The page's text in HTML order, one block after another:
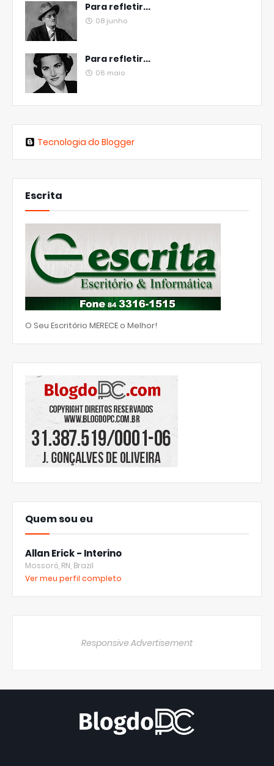
Para refletir...
08 junho
Para refletir...
06 maio
Tecnologia do Blogger
Escrita
O Seu Escritório MERECE o Melhor!
Quem sou eu
Allan Erick - Interino
Mossoró, RN, Brazil
Ver meu perfil completo
Responsive Advertisement